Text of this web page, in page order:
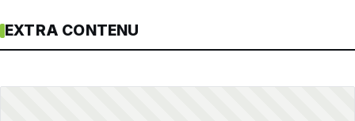
EXTRA CONTENU